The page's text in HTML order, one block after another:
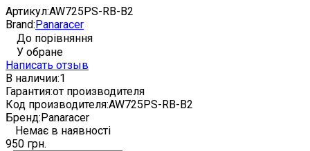
Артикул:AW725PS-RB-B2
Brand:Panaracer
До порівняння
У обране
Написать отзыв
В наличии:1
Гарантия:от производителя
Код производителя:AW725PS-RB-B2
Бренд:Panaracer
Немає в наявності
950 грн.